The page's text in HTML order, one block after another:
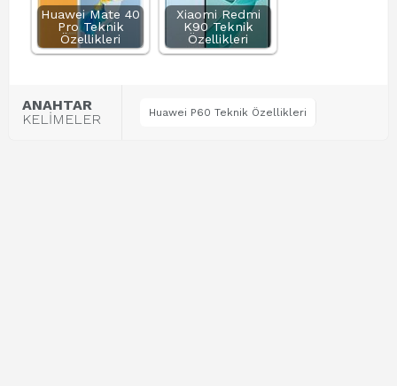
Huawei Mate 40
Pro Teknik
Özellikleri
Xiaomi Redmi
K90 Teknik
Özellikleri
ANAHTAR
KELİMELER
Huawei P60 Teknik Özellikleri